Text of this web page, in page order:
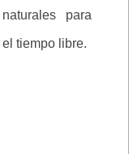
para
tiempo libre.